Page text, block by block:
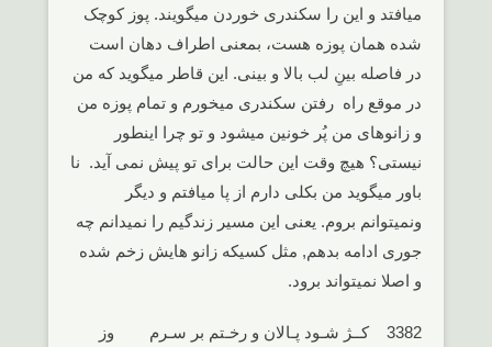
میافتد و این را سکندری خوردن میگویند. پوز کوچک
شده همان پوزه هست، بمعنی اطراف دهان است
در فاصله بینِ لب بالا و بینی. این قاطر میگوید که من
در موقع راه رفتن سکندری میخورم و تمام پوزه من
و زانوهای من پُر خونین میشود و تو چرا اینطور
نیستی؟ هیچ وقت این حالت برای تو پیش نمی آید. نا
باور میگوید من بکلی دارم از پا میافتم و دیگر
ونمیتوانم بروم. یعنی این مسیر زندگیم را نمیدانم چه
جوری ادامه بدهم, مثل کسیکه زانو هایش زخم شده
و اصلا نمیتواند برود.
3382 کــژ شـود پـالان و رخـتم بر سـرم وز